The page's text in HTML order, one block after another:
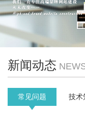
新闻动态
常见问题 技术